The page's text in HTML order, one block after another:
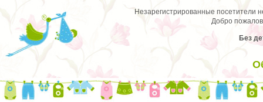
Незарегистрированные посетители
Добро
Без